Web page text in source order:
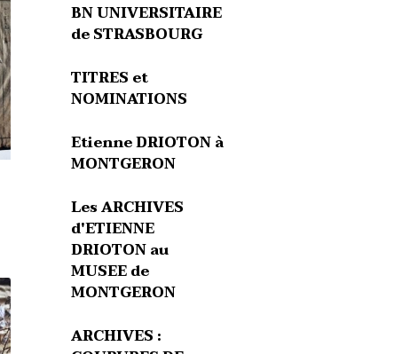
BN UNIVERSITAIRE
de STRASBOURG
TITRES et
NOMINATIONS
Etienne DRIOTON à
MONTGERON
Les ARCHIVES
d'ETIENNE
DRIOTON au
MUSEE de
MONTGERON
ARCHIVES :